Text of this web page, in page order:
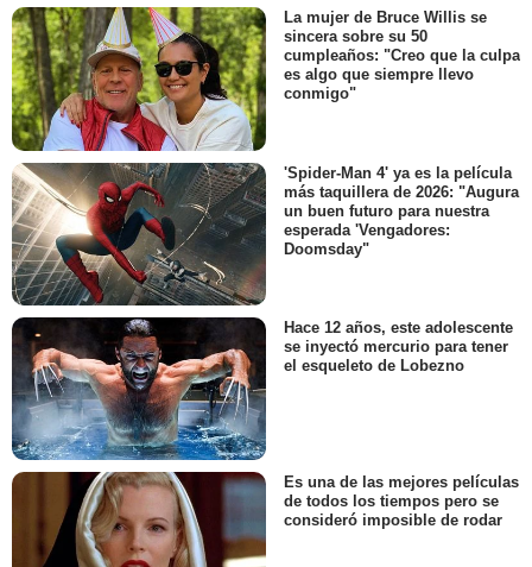
La mujer de Bruce Willis se
sincera sobre su 50
cumpleaños: "Creo que la culpa
es algo que siempre llevo
conmigo"
'Spider-Man 4' ya es la película
más taquillera de 2026: "Augura
un buen futuro para nuestra
esperada 'Vengadores:
Doomsday"
Hace 12 años, este adolescente
se inyectó mercurio para tener
el esqueleto de Lobezno
Es una de las mejores películas
de todos los tiempos pero se
consideró imposible de rodar